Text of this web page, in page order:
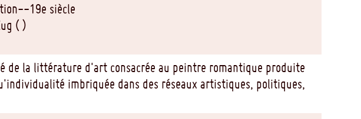
19e siècle
( )
de la littérature d'art consacrée au peintre romantique produite
imbriquée dans des réseaux artistiques, politiques,